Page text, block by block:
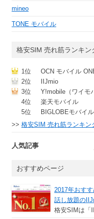
mineo
TONE モバイル
格安SIM 売れ筋ランキン
1位
OCN モバイル
2位
IIJmio
3位
Y!mobile（ワイモ
4位
楽天モバイル
5位
BIGLOBEモバイル
>> 格安SIM 売れ筋ランキン
人気記事
おすすめページ
2017年おす
話し放題の
格安SIMは「